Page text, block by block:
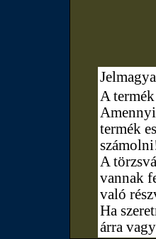
A
termék
A
vannak
való
Ha
árra